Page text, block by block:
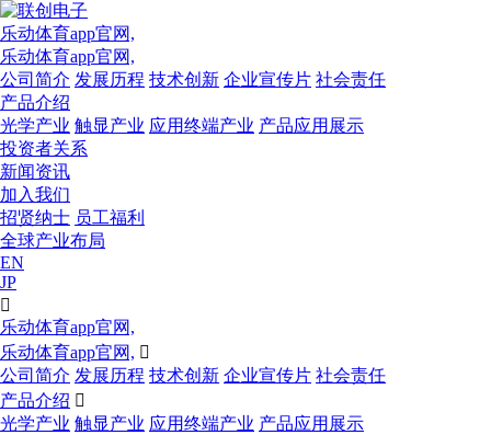
乐动体育app官网,
乐动体育app官网,
公司简介 发展历程 技术创新 企业宣传片 社会责任
产品介绍
光学产业 触显产业 应用终端产业 产品应用展示
投资者关系
新闻资讯
加入我们
招贤纳士 员工福利
全球产业布局
EN
JP

乐动体育app官网,
乐动体育app官网, 
公司简介 发展历程 技术创新 企业宣传片 社会责任
产品介绍 
光学产业 触显产业 应用终端产业 产品应用展示